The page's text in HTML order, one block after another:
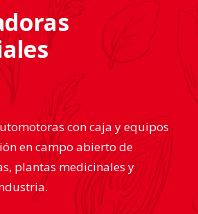
con caja y equipos
en campo abierto de
plantas medicinales y